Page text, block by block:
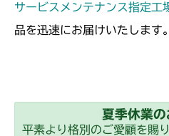
ミッション
CM252
サービスメンテナンス指定工
品を迅速にお届けいたします
夏季休業の
平素より格別のご愛顧を賜